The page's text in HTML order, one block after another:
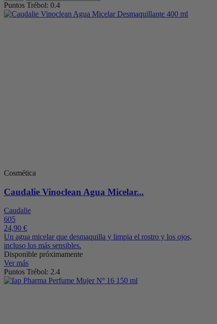
Puntos Trébol: 0.4
Cosmética
Caudalie Vinoclean Agua Micelar...
Caudalie
605
24,90 €
Un agua micelar que desmaquilla y limpia el rostro y los ojos,
incluso los más sensibles.
Disponible próximamente
Ver más
Puntos Trébol: 2.4